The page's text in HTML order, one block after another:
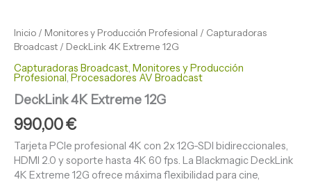
Inicio / Monitores y Producción Profesional / Capturadoras
Broadcast / DeckLink 4K Extreme 12G
Capturadoras Broadcast Monitores y Producción
Profesional Procesadores AV Broadcast
DeckLink 4K Extreme 12G
990,00€
Tarjeta PCIe profesional 4K con 2x 12G-SDI bidireccionales,
HDMI 2.0 y soporte hasta 4K 60 fps. La Blackmagic DeckLink
4K Extreme 12G ofrece máxima flexibilidad para cine,